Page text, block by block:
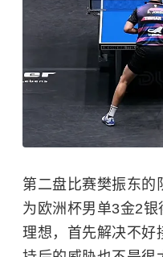
第二盘比赛樊振东的
为欧洲杯男单3金2
理想，首先解决不好